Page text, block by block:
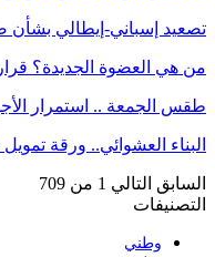
تصعيد إسباني-إيطالي بشأن
من هي العضوة الجديدة؟
طقس الجمعة .. استمرار
البناء العشوائي.. ورقة
السابق التالي 1 من 709
التصنيفات
وطني